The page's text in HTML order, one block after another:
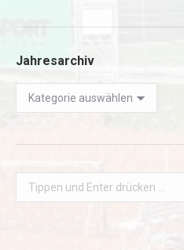
Jahresarchiv
Jahresarchiv
Search: